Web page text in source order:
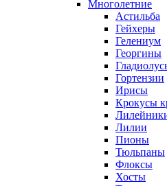
Многолетние
Астильба
Гейхеры
Гелениум
Георгины
Гортензии
Ирисы
Крокусы
Лилии
Пионы
Тюльпаны
Флоксы
Хосты